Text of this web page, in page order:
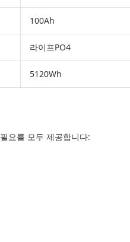
100Ah
라이프PO4
5120Wh
요를 모두 제공합니다: